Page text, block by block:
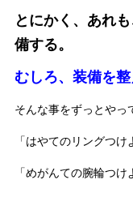
とにかく、あれ
備する。
むしろ、装備を整
そんな事をずっとやっ
「はやてのリングつ
「めがんての腕輪つけ